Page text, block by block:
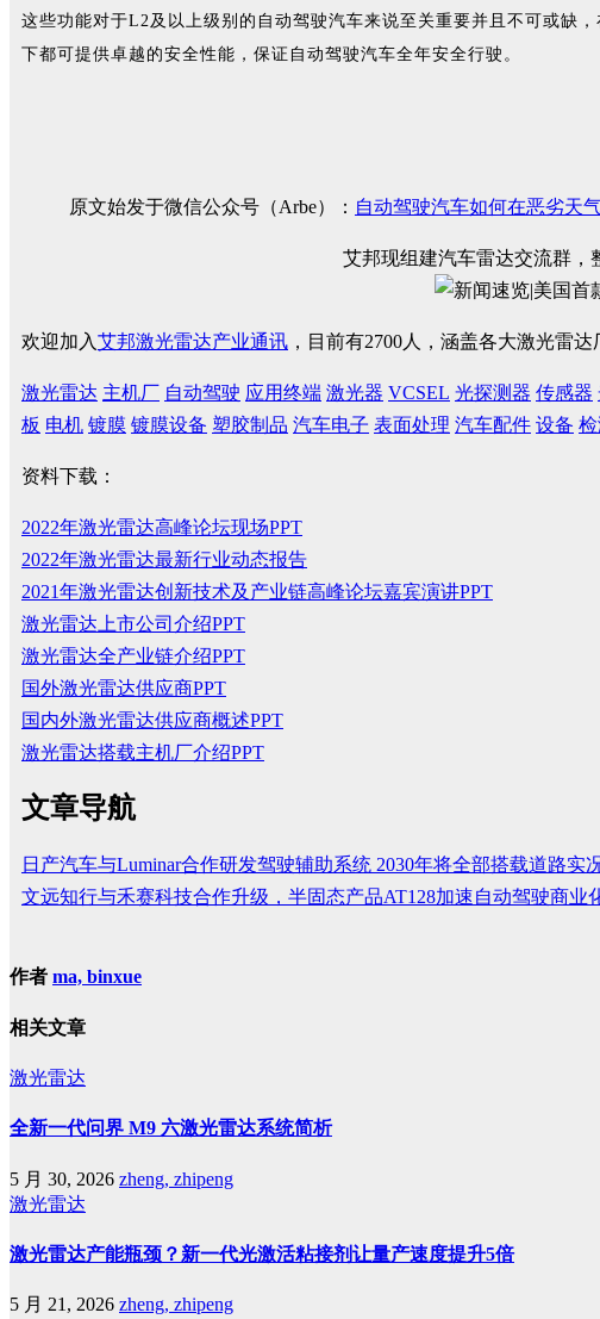
这些功能对于L2及以上级别的自动驾驶汽车来说至关重要并且不可或缺
下都可提供卓越的安全性能，保证自动驾驶汽车全年安全行驶。
原文始发于微信公众号（Arbe）： 自动驾驶汽车如何在恶劣天
艾邦现组建汽车雷达交流群，
欢迎加入艾邦激光雷达产业通讯 ，目前有2700人，涵盖各大激光雷
激光雷达 主机厂 自动驾驶 应用终端 激光器 VCSEL 光探测器 传感器
板 电机 镀膜 镀膜设备 塑胶制品 汽车电子 表面处理 汽车配件 设备
资料下载：
2022年激光雷达高峰论坛现场PPT
2022年激光雷达最新行业动态报告
2021年激光雷达创新技术及产业链高峰论坛嘉宾演讲PPT
激光雷达上市公司介绍PPT
激光雷达全产业链介绍PPT
国外激光雷达供应商PPT
国内外激光雷达供应商概述PPT
激光雷达搭载主机厂介绍PPT
文章导航
日产汽车与Luminar合作研发驾驶辅助系统 2030年将全部搭载道路实
文远知行与禾赛科技合作升级，半固态产品AT128加速自动驾驶商业
作者 ma, binxue
相关文章
激光雷达
全新一代问界 M9 六激光雷达系统简析
5 月 30, 2026 zheng, zhipeng
激光雷达
激光雷达产能瓶颈？新一代光激活粘接剂让量产速度提升5倍
5 月 21, 2026 zheng, zhipeng